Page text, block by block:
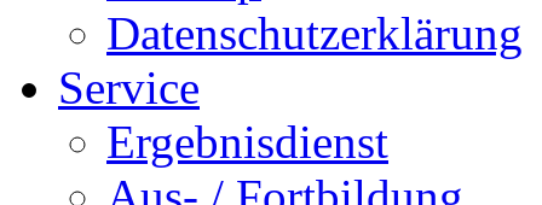
Datenschutzerklärung
Service
Ergebnisdienst